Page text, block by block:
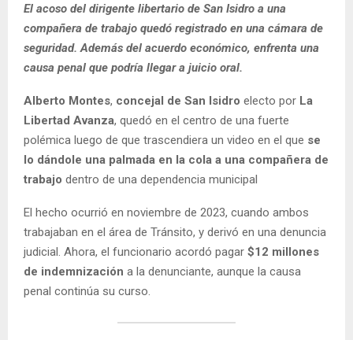
El acoso del dirigente libertario de San Isidro a una
compañera de trabajo quedó registrado en una cámara de
seguridad. Además del acuerdo económico, enfrenta una
causa penal que podría llegar a juicio oral.
Alberto Montes, concejal de San Isidro electo por La
Libertad Avanza, quedó en el centro de una fuerte
polémica luego de que trascendiera un video en el que se
lo dándole una palmada en la cola a una compañera de
trabajo dentro de una dependencia municipal
El hecho ocurrió en noviembre de 2023, cuando ambos
trabajaban en el área de Tránsito, y derivó en una denuncia
judicial. Ahora, el funcionario acordó pagar $12 millones
de indemnización a la denunciante, aunque la causa
penal continúa su curso.